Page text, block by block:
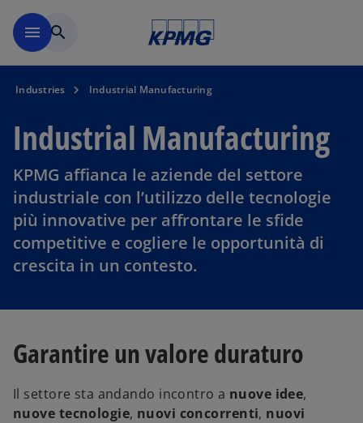
menu search
Industries Industrial Manufacturing
Industrial Manufacturing
KPMG affianca le aziende del settore
industriale con l’utilizzo delle tecnologie
più innovative per affrontare le sfide
competitive e cogliere le opportunità di
crescita in un contesto.
Garantire un valore duraturo
Il settore sta andando incontro a nuove idee,
nuove tecnologie, nuovi concorrenti, nuovi